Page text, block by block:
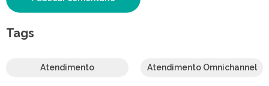
Tags
Atendimento Atendimento Omnichannel